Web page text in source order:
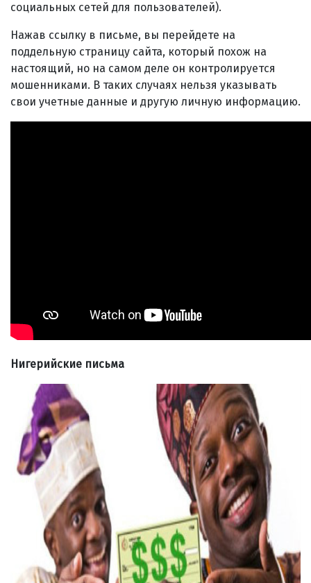
социальных сетей для пользователей).
Нажав ссылку в письме, вы перейдете на
поддельную страницу сайта, который похож на
настоящий, но на самом деле он контролируется
мошенниками. В таких случаях нельзя указывать
свои учетные данные и другую личную информацию.
Нигерийские письма